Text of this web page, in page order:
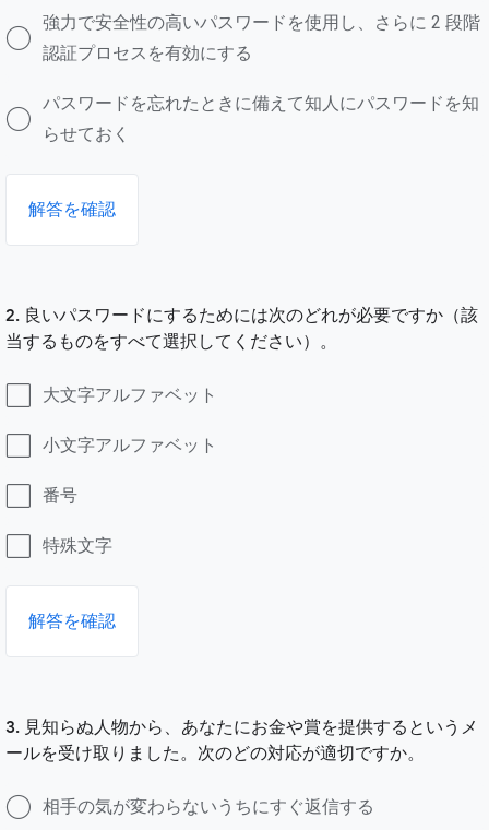
強力で安全性の高いパスワードを使用し、さらに 2 段階
認証プロセスを有効にする
パスワードを忘れたときに備えて知人にパスワードを知
らせておく
解答を確認
2. 良いパスワードにするためには次のどれが必要ですか（該
当するものをすべて選択してください）。
大文字アルファベット
小文字アルファベット
番号
特殊文字
解答を確認
3. 見知らぬ人物から、あなたにお金や賞を提供するというメ
ールを受け取りました。次のどの対応が適切ですか。
相手の気が変わらないうちにすぐ返信する